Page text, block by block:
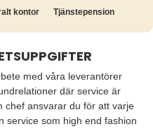
kontor Tjänste­pension
med våra leverantörer
där service är
chef ansvarar du för att varje
service som high end fashion